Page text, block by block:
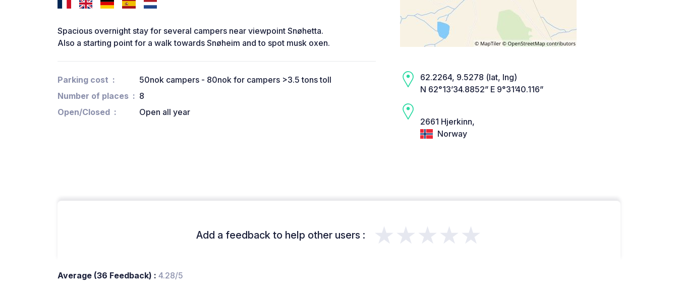
Spacious overnight stay for several campers near viewpoint Snøhetta.
Also a starting point for a walk towards Snøheim and to spot musk oxen.
Parking cost
50nok campers - 80nok for campers >3.5 tons toll
Number of places
8
Open/Closed
Open all year
62.2264, 9.5278 (lat, lng)
N 62°13’34.8852” E 9°31’40.116”
2661 Hjerkinn,
Norway
Add a feedback to help other users : ★★★★★
Average (36 Feedback) : 4.28/5